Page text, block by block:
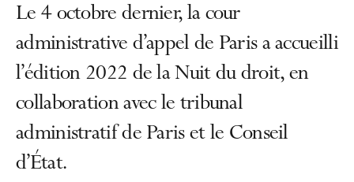
Le 4 octobre dernier, la cour
administrative d’appel de Paris a accueilli
l’édition 2022 de la Nuit du droit, en
collaboration avec le tribunal
administratif de Paris et le Conseil
d’État.